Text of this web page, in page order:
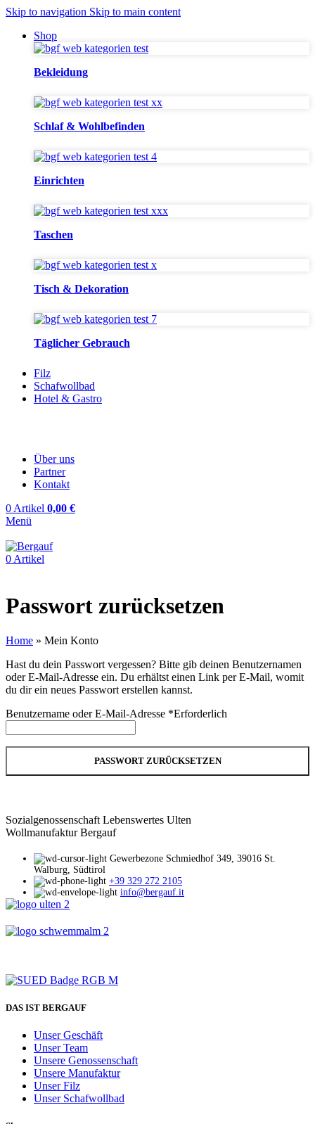
Skip to navigation Skip to main content
Shop
Bekleidung
Schlaf & Wohlbefinden
Einrichten
Taschen
Tisch & Dekoration
Täglicher Gebrauch
Filz
Schafwollbad
Hotel & Gastro
Über uns
Partner
Kontakt
0 Artikel 0,00 €
Menü
0 Artikel
Passwort zurücksetzen
Home » Mein Konto
Hast du dein Passwort vergessen? Bitte gib deinen Benutzernamen
oder E-Mail-Adresse ein. Du erhältst einen Link per E-Mail, womit
du dir ein neues Passwort erstellen kannst.
Benutzername oder E-Mail-Adresse *Erforderlich
PASSWORT ZURÜCKSETZEN
Sozialgenossenschaft Lebenswertes Ulten
Wollmanufaktur Bergauf
Gewerbezone Schmiedhof 349, 39016 St.
Walburg, Südtirol
+39 329 272 2105
info@bergauf.it
DAS IST BERGAUF
Unser Geschäft
Unser Team
Unsere Genossenschaft
Unsere Manufaktur
Unser Filz
Unser Schafwollbad